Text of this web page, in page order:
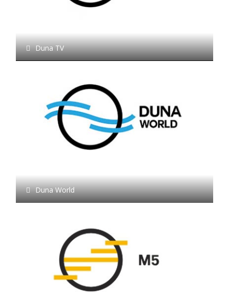
Duna TV
Duna World